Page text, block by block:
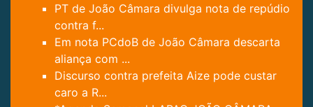
PT de João Câmara divulga nota de repúdio
contra f...
Em nota PCdoB de João Câmara descarta
aliança com ...
Discurso contra prefeita Aize pode custar
caro a R...